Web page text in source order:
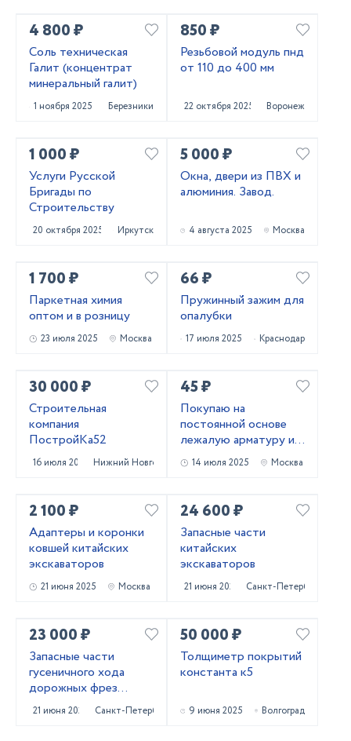
4 800 ₽
Соль техническая
Галит (концентрат
минеральный галит)
1 ноября 2025 Березники
850 ₽
Резьбовой модуль пнд
от 110 до 400 мм
22 октября 2025 Воронеж
1 000 ₽
Услуги Русской
Бригады по
Строительству
20 октября 2025 Иркутск
5 000 ₽
Окна, двери из ПВХ и
алюминия. Завод.
4 августа 2025 Москва
1 700 ₽
Паркетная химия
оптом и в розницу
23 июля 2025 Москва
66 ₽
Пружинный зажим для
опалубки
17 июля 2025 Краснодар
30 000 ₽
Строительная
компания
ПостройКа52
16 июля 2025 Нижний Новгород
45 ₽
Покупаю на
постоянной основе
лежалую арматуру и
металлопрокат!
Самовывоз
14 июля 2025 Москва
2 100 ₽
Адаптеры и коронки
ковшей китайских
экскаваторов
21 июня 2025 Москва
24 600 ₽
Запасные части
китайских
экскаваторов
21 июня 2025 Санкт-Петербург
23 000 ₽
Запасные части
гусеничного хода
дорожных фрез
Caterpillar PM620
21 июня 2025 Санкт-Петербург
50 000 ₽
Толщиметр покрытий
константа к5
9 июня 2025 Волгоград